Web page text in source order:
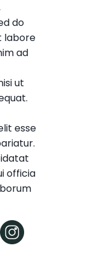
do
labore
ad
ut
esse
officia